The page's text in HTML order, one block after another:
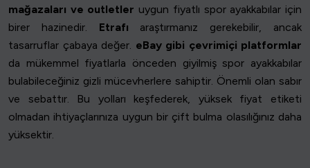
mağazaları ve outletler uygun fiyatlı spor ayakkabılar için
birer hazinedir. Etrafı araştırmanız gerekebilir, ancak
tasarruflar çabaya değer. eBay gibi çevrimiçi platformlar
da mükemmel fiyatlarla önceden giyilmiş spor ayakkabılar
bulabileceğiniz gizli mücevherlere sahiptir. Önemli olan sabır
ve sebattır. Bu yolları keşfederek, yüksek fiyat etiketi
olmadan ihtiyaçlarınıza uygun bir çift bulma olasılığınız daha
yüksektir.